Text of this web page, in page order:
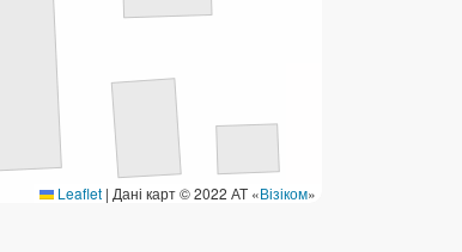
Leaflet | Дані карт © 2022 АТ «Візіком»